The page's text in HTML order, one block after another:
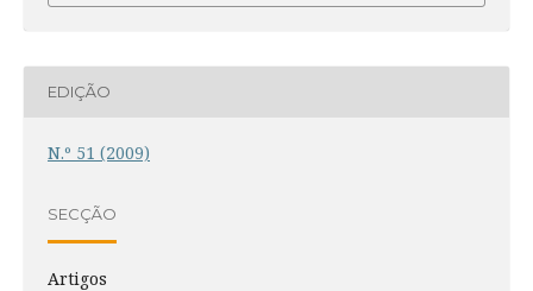
EDIÇÃO
N.º 51 (2009)
SECÇÃO
Artigos